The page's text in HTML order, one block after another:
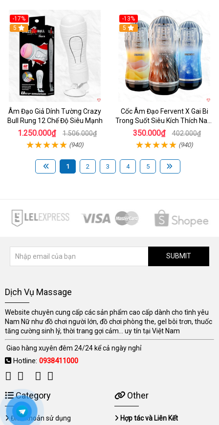
-17%
5
Âm Đạo Giả Dính Tường Crazy
Bull Rung 12 Chế Độ Siêu Mạnh
1.250.000₫ 1.506.000₫
(940)
-13%
Hot
5
Cốc Âm Đạo Fervent X Gai Bi
Trong Suốt Siêu Kích Thích Nam
Giới
350.000₫ 402.000₫
(940)
1 2 3 4 5
SUBMIT
Dịch Vụ Massage
Website chuyên cung cấp các sản phẩm cao cấp dành cho tình yêu
Nam Nữ như đồ chơi người lớn, đồ chơi phòng the, gel bôi trơn, thuốc
tăng cường sinh lý, thời trang gợi cảm... uy tín tại Việt Nam
Giao hàng xuyên đêm 24/24 kể cả ngày nghỉ
Hotline: 0938411000
Category
Điều khoản sử dụng
Other
Hợp tác và Liên Kết